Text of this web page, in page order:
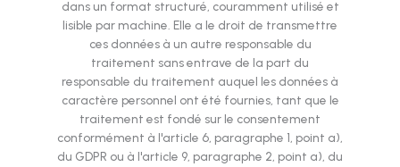
dans un format structuré, couramment utilisé et
lisible par machine. Elle a le droit de transmettre
ces données à un autre responsable du
traitement sans entrave de la part du
responsable du traitement auquel les données à
caractère personnel ont été fournies, tant que le
traitement est fondé sur le consentement
conformément à l'article 6, paragraphe 1, point a),
du GDPR ou à l'article 9, paragraphe 2, point a), du